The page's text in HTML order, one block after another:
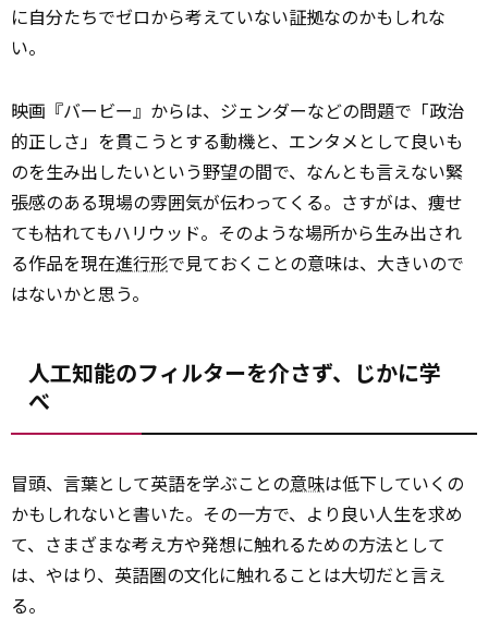
に自分たちでゼロから考えていない証拠なのかもしれな
い。
映画『バービー』からは、ジェンダーなどの問題で「政治
的正しさ」を貫こうとする動機と、エンタメとして良いも
のを生み出したいという野望の間で、なんとも言えない緊
張感のある現場の雰囲気が伝わってくる。さすがは、痩せ
ても枯れてもハリウッド。そのような場所から生み出され
る作品を現在進行形で見ておくことの意味は、大きいので
はないかと思う。
人工知能のフィルターを介さず、じかに学
べ
冒頭、言葉として英語を学ぶことの意味は低下していくの
かもしれないと書いた。その一方で、より良い人生を求め
て、さまざまな考え方や発想に触れるための方法として
は、やはり、英語圏の文化に触れることは大切だと言え
る。